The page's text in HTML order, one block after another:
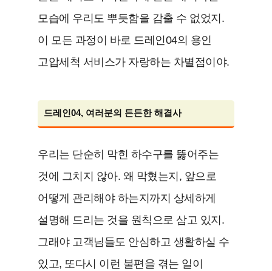
모습에 우리도 뿌듯함을 감출 수 없었지.
이 모든 과정이 바로 드레인04의 용인
고압세척 서비스가 자랑하는 차별점이야.
드레인04, 여러분의 든든한 해결사
우리는 단순히 막힌 하수구를 뚫어주는
것에 그치지 않아. 왜 막혔는지, 앞으로
어떻게 관리해야 하는지까지 상세하게
설명해 드리는 것을 원칙으로 삼고 있지.
그래야 고객님들도 안심하고 생활하실 수
있고, 또다시 이런 불편을 겪는 일이